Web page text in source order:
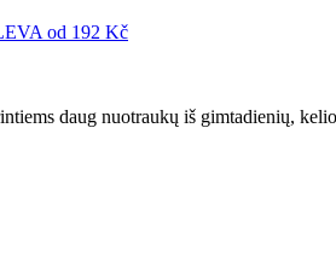
od 192 Kč
daug nuotraukų iš gimtadienių,